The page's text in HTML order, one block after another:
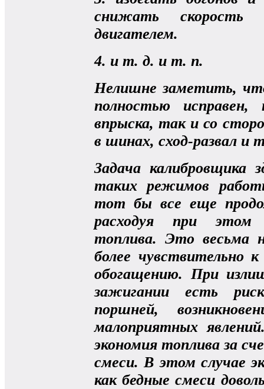
снижать
двигателем.
4. и т. д. и т. п.
Нелишне заметить,
полностью
впрыска, так и со
в шинах, сход-развал и
Задача калибровщика
таких режимов
тот бы все еще
расходуя при этом
топлива. Это весьма
более чувствительно
обогащению. При
зажигании есть
поршней,
малоприятных
экономия топлива за
смеси. В этом случае
как бедные смеси